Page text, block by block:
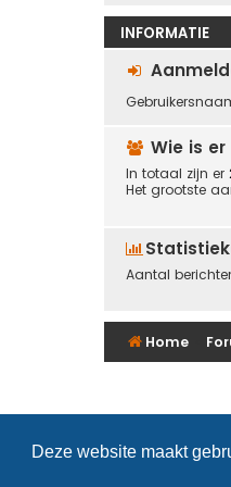
Deze website maakt
INFORMATIE
Wie is
In totaal zijn er
Het grootste
Aantal
Home